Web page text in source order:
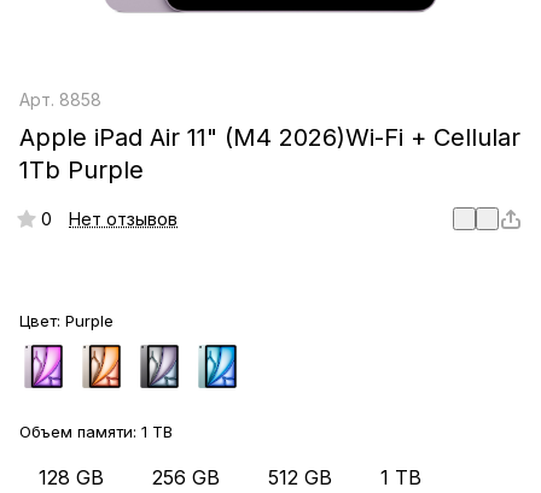
Арт. 8858
Apple iPad Air 11" (M4 2026)Wi-Fi + Cellular
1Tb Purple
0 Нет отзывов
Цвет: Purple
Объем памяти: 1 TB
128 GB 256 GB 512 GB 1 TB